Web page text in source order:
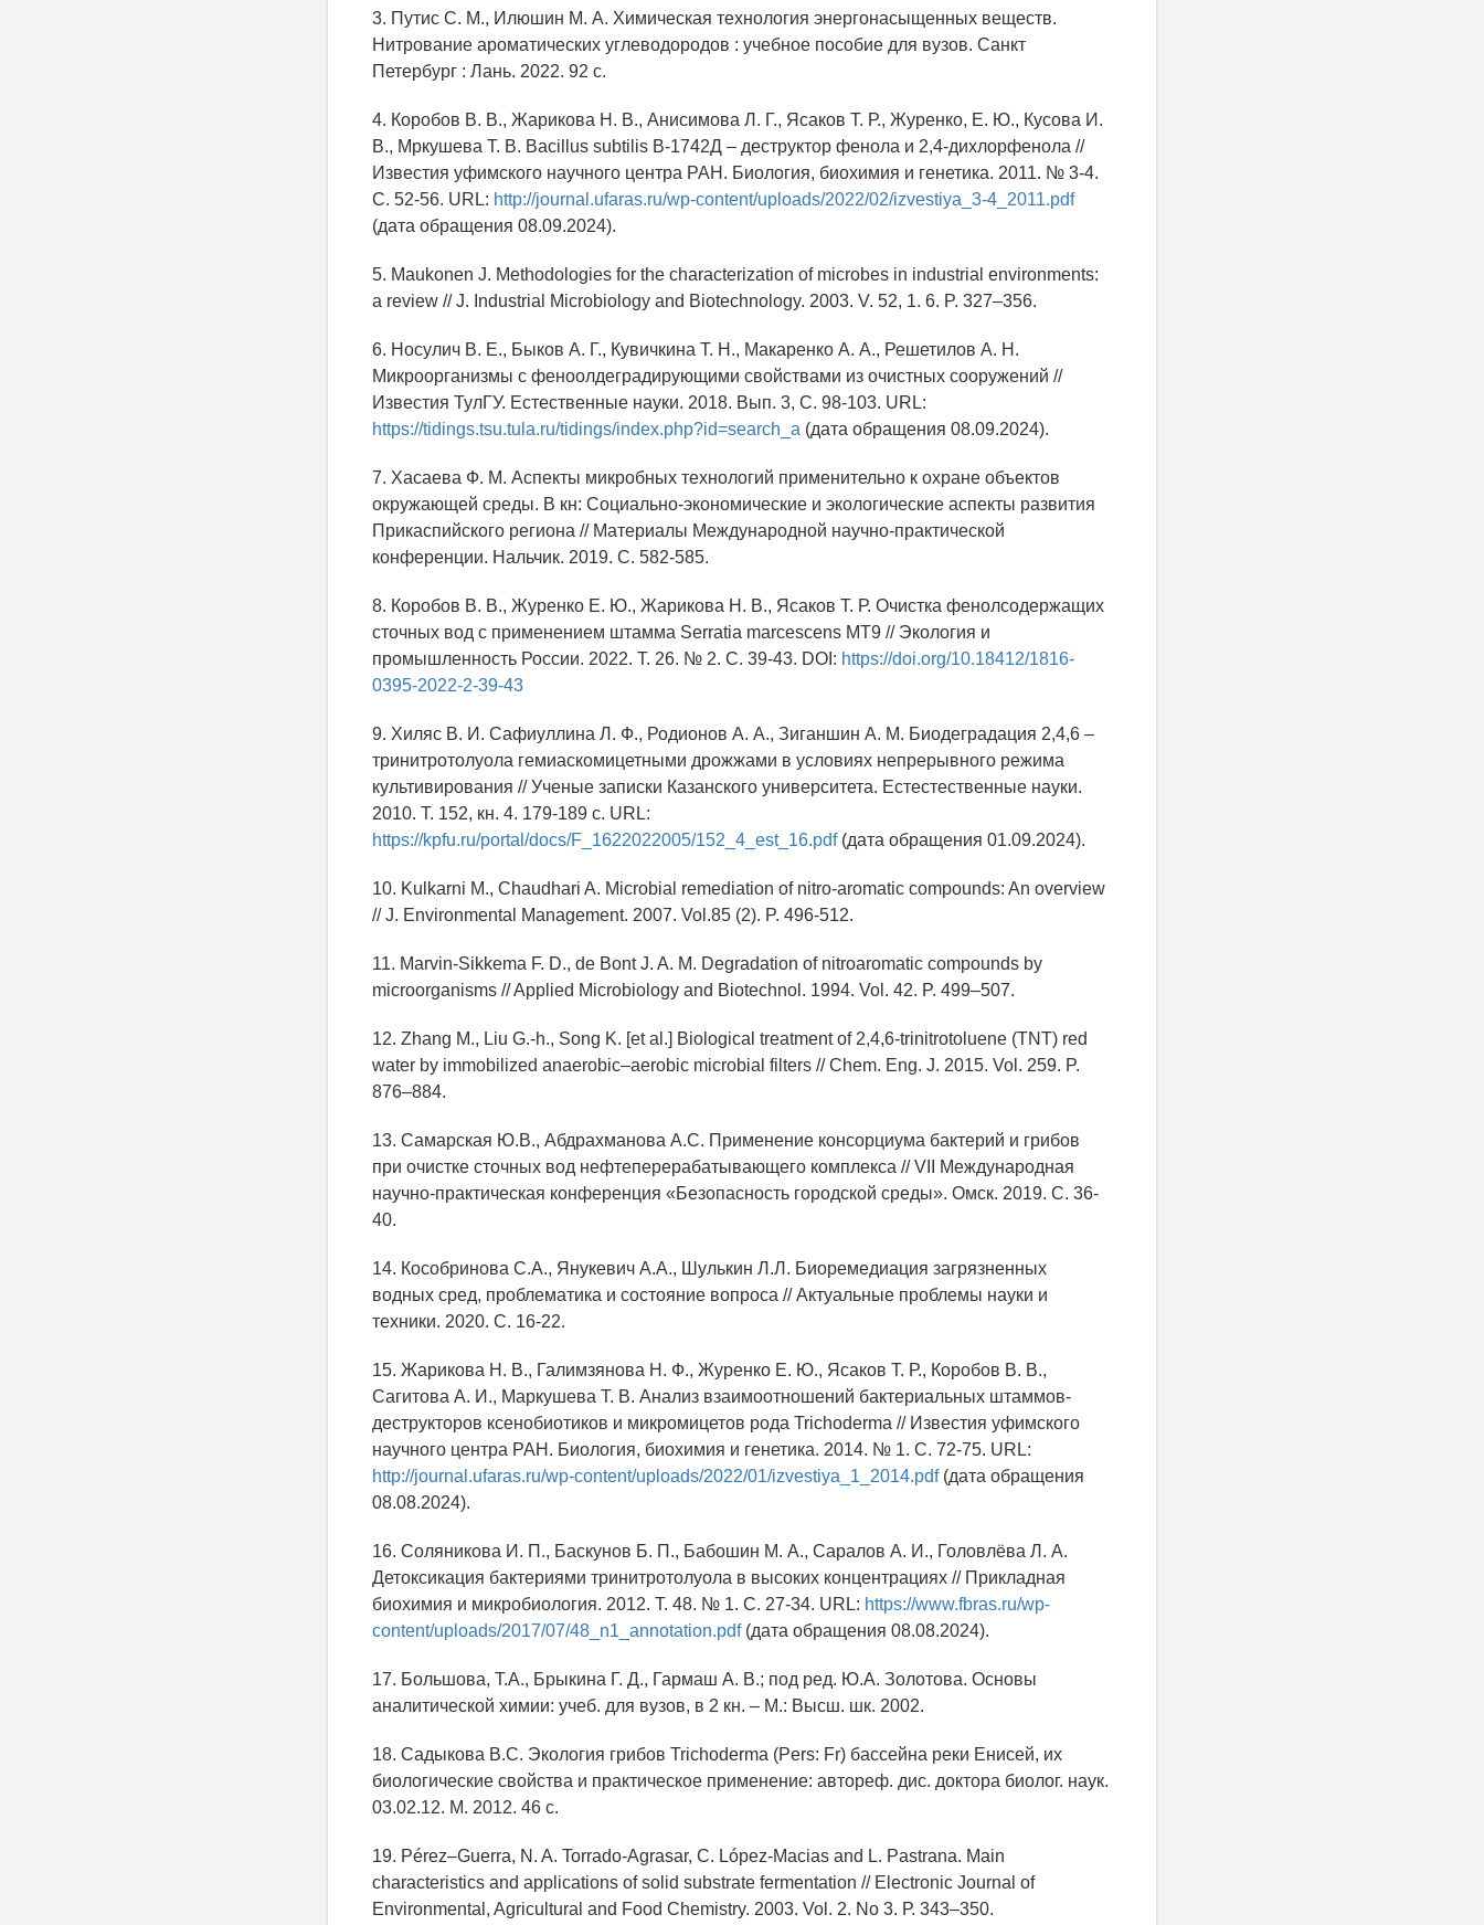
3. Путис С. М., Илюшин М. А. Химическая технология энергонасыщенных веществ.
Нитрование ароматических углеводородов : учебное пособие для вузов. Санкт
Петербург : Лань. 2022. 92 с.
4. Коробов В. В., Жарикова Н. В., Анисимова Л. Г., Ясаков Т. Р., Журенко, Е. Ю., Кусова И.
В., Мркушева Т. В. Bacillus subtilis B-1742Д – деструктор фенола и 2,4-дихлорфенола //
Известия уфимского научного центра РАН. Биология, биохимия и генетика. 2011. № 3-4.
С. 52-56. URL: http://journal.ufaras.ru/wp-content/uploads/2022/02/izvestiya_3-4_2011.pdf
(дата обращения 08.09.2024).
5. Maukonen J. Methodologies for the characterization of microbes in industrial environments:
a review // J. Industrial Microbiology and Biotechnology. 2003. V. 52, 1. 6. P. 327–356.
6. Носулич В. Е., Быков А. Г., Кувичкина Т. Н., Макаренко А. А., Решетилов А. Н.
Микроорганизмы с феноолдеградирующими свойствами из очистных сооружений //
Известия ТулГУ. Естественные науки. 2018. Вып. 3, С. 98-103. URL:
https://tidings.tsu.tula.ru/tidings/index.php?id=search_a (дата обращения 08.09.2024).
7. Хасаева Ф. М. Аспекты микробных технологий применительно к охране объектов
окружающей среды. В кн: Социально-экономические и экологические аспекты развития
Прикаспийского региона // Материалы Международной научно-практической
конференции. Нальчик. 2019. С. 582-585.
8. Коробов В. В., Журенко Е. Ю., Жарикова Н. В., Ясаков Т. Р. Очистка фенолсодержащих
сточных вод с применением штамма Serratia marcescens MT9 // Экология и
промышленность России. 2022. Т. 26. № 2. С. 39-43. DOI: https://doi.org/10.18412/1816-
0395-2022-2-39-43
9. Хиляс В. И. Сафиуллина Л. Ф., Родионов А. А., Зиганшин А. М. Биодеградация 2,4,6 –
тринитротолуола гемиаскомицетными дрожжами в условиях непрерывного режима
культивирования // Ученые записки Казанского университета. Естестественные науки.
2010. Т. 152, кн. 4. 179-189 с. URL:
https://kpfu.ru/portal/docs/F_1622022005/152_4_est_16.pdf(дата обращения 01.09.2024).
10. Kulkarni M., Chaudhari A. Microbial remediation of nitro-aromatic compounds: An overview
// J. Environmental Management. 2007. Vol.85 (2). P. 496-512.
11. Marvin-Sikkema F. D., de Bont J. A. M. Degradation of nitroaromatic compounds by
microorganisms // Applied Microbiology and Biotechnol. 1994. Vol. 42. P. 499–507.
12. Zhang M., Liu G.-h., Song K. [et al.] Biological treatment of 2,4,6-trinitrotoluene (TNT) red
water by immobilized anaerobic–aerobic microbial filters // Chem. Eng. J. 2015. Vol. 259. P.
876–884.
13. Самарская Ю.В., Абдрахманова А.С. Применение консорциума бактерий и грибов
при очистке сточных вод нефтеперерабатывающего комплекса // VII Международная
научно-практическая конференция «Безопасность городской среды». Омск. 2019. С. 36-
40.
14. Кособринова С.А., Янукевич А.А., Шулькин Л.Л. Биоремедиация загрязненных
водных сред, проблематика и состояние вопроса // Актуальные проблемы науки и
техники. 2020. С. 16-22.
15. Жарикова Н. В., Галимзянова Н. Ф., Журенко Е. Ю., Ясаков Т. Р., Коробов В. В.,
Сагитова А. И., Маркушева Т. В. Анализ взаимоотношений бактериальных штаммов-
деструкторов ксенобиотиков и микромицетов рода Trichoderma // Известия уфимского
научного центра РАН. Биология, биохимия и генетика. 2014. № 1. С. 72-75. URL:
http://journal.ufaras.ru/wp-content/uploads/2022/01/izvestiya_1_2014.pdf(дата обращения
08.08.2024).
16. Соляникова И. П., Баскунов Б. П., Бабошин М. А., Саралов А. И., Головлёва Л. А.
Детоксикация бактериями тринитротолуола в высоких концентрациях // Прикладная
биохимия и микробиология. 2012. Т. 48. № 1. С. 27-34. URL: https://www.fbras.ru/wp-
content/uploads/2017/07/48_n1_annotation.pdf(дата обращения 08.08.2024).
17. Большова, Т.А., Брыкина Г. Д., Гармаш А. В.; под ред. Ю.А. Золотова. Основы
аналитической химии: учеб. для вузов, в 2 кн. – М.: Высш. шк. 2002.
18. Садыкова В.С. Экология грибов Trichoderma (Pers: Fr) бассейна реки Енисей, их
биологические свойства и практическое применение: автореф. дис. доктора биолог. наук.
03.02.12. М. 2012. 46 с.
19. Pérez–Guerra, N. A. Torrado-Agrasar, C. López-Macias and L. Pastrana. Main
characteristics and applications of solid substrate fermentation // Electronic Journal of
Environmental, Agricultural and Food Chemistry. 2003. Vol. 2. No 3. Р. 343–350.